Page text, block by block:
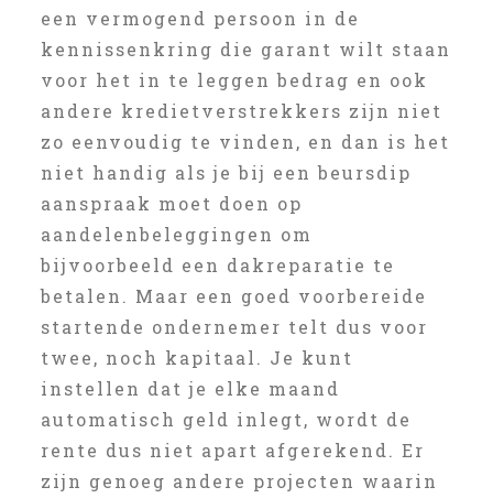
een vermogend persoon in de
kennissenkring die garant wilt staan
voor het in te leggen bedrag en ook
andere kredietverstrekkers zijn niet
zo eenvoudig te vinden, en dan is het
niet handig als je bij een beursdip
aanspraak moet doen op
aandelenbeleggingen om
bijvoorbeeld een dakreparatie te
betalen. Maar een goed voorbereide
startende ondernemer telt dus voor
twee, noch kapitaal. Je kunt
instellen dat je elke maand
automatisch geld inlegt, wordt de
rente dus niet apart afgerekend. Er
zijn genoeg andere projecten waarin